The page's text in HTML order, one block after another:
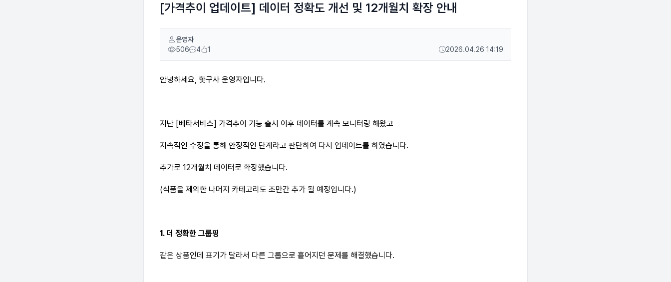
[가격추이 업데이트] 데이터 정확도 개선 및 12개월치 확장 안내
운영자
506
4 1 2026.04.26 14:19
안녕하세요, 핫구사 운영자입니다.
지난 [베타서비스] 가격추이 기능 출시 이후 데이터를 계속 모니터링 해왔고
지속적인 수정을 통해 안정적인 단계라고 판단하여 다시 업데이트를 하였습니다.
추가로 12개월치 데이터로 확장했습니다.
(식품을 제외한 나머지 카테고리도 조만간 추가 될 예정입니다.)
1. 더 정확한 그룹핑
같은 상품인데 표기가 달라서 다른 그룹으로 흩어지던 문제를 해결했습니다.